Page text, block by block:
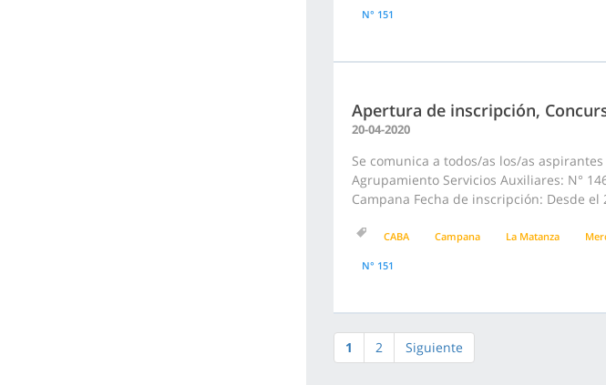
N° 151
Apertura de inscripción,
20-04-2020
Se comunica a todos/as los/as
Agrupamiento Servicios Auxiliares: N°
Campana Fecha de inscripción: Desde
CABA Campana La Matanza
N° 151
1 2 Siguiente